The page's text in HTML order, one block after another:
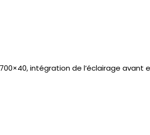
intégration de l’éclairage avant